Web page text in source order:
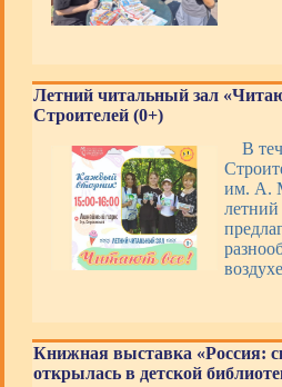
Летний читальный зал
Строителей (0+)
В
им. А.
Книжная выставка «Россия:
открылась в детской